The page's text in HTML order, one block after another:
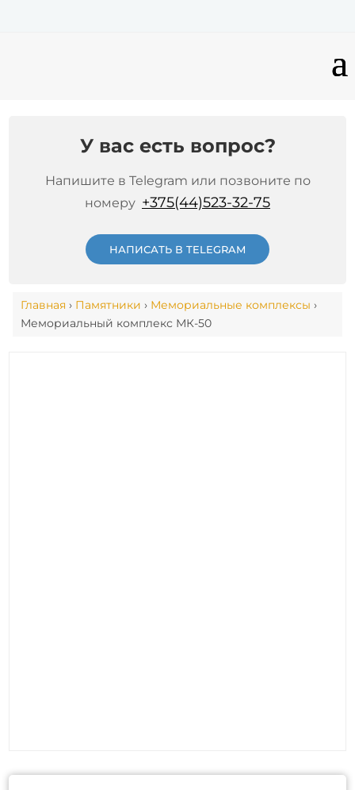
У вас есть вопрос?
Напишите в Telegram или позвоните по
номеру +375(44)523-32-75
НАПИСАТЬ В TELEGRAM
Главная › Памятники › Мемориальные комплексы ›
Мемориальный комплекс МК-50